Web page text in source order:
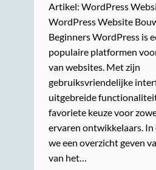
Artikel: WordPress
WordPress Website
Beginners WordPress is
populaire platformen
van websites. Met zijn
gebruiksvriendelijke
uitgebreide
favoriete keuze voor
ervaren ontwikkelaars.
we een overzicht geven
van het…